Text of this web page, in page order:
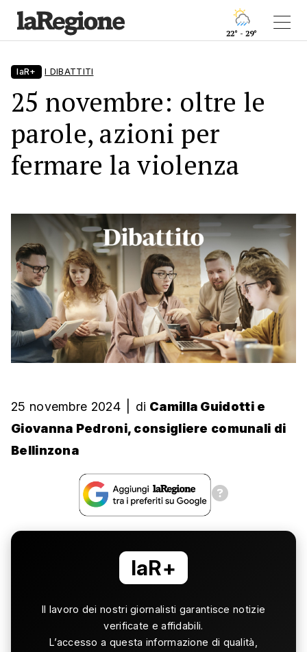
22° - 29°
laR+ I DIBATTITI
25 novembre: oltre le
parole, azioni per
fermare la violenza
25 novembre 2024 di Camilla Guidotti e
Giovanna Pedroni, consigliere comunali di
Bellinzona
laR+
Il lavoro dei nostri giornalisti garantisce notizie
verificate e affidabili.
L’accesso a questa informazione di qualità,